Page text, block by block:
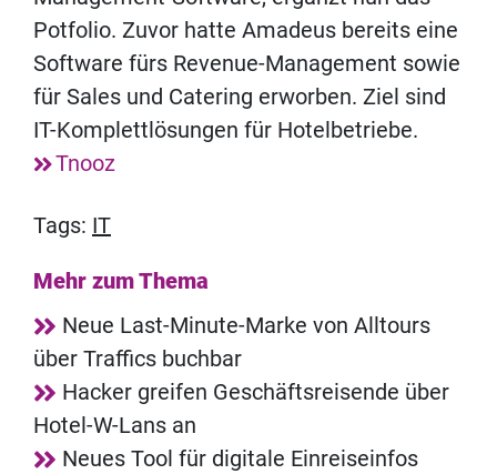
Potfolio. Zuvor hatte Amadeus bereits eine
Software fürs Revenue-Management sowie
für Sales und Catering erworben. Ziel sind
IT-Komplettlösungen für Hotelbetriebe.
Tnooz
Tags: IT
Mehr zum Thema
Neue Last-Minute-Marke von Alltours
über Traffics buchbar
Hacker greifen Geschäftsreisende über
Hotel-W-Lans an
Neues Tool für digitale Einreiseinfos